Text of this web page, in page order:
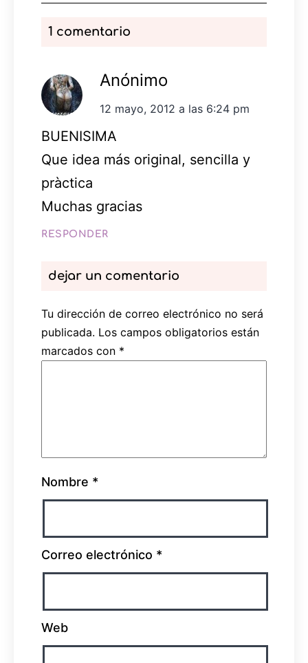
1 comentario
Anónimo
12 mayo, 2012 a las 6:24 pm
BUENISIMA
Que idea más original, sencilla y
pràctica
Muchas gracias
RESPONDER
dejar un comentario
Tu dirección de correo electrónico no será
publicada. Los campos obligatorios están
marcados con *
Nombre *
Correo electrónico *
Web